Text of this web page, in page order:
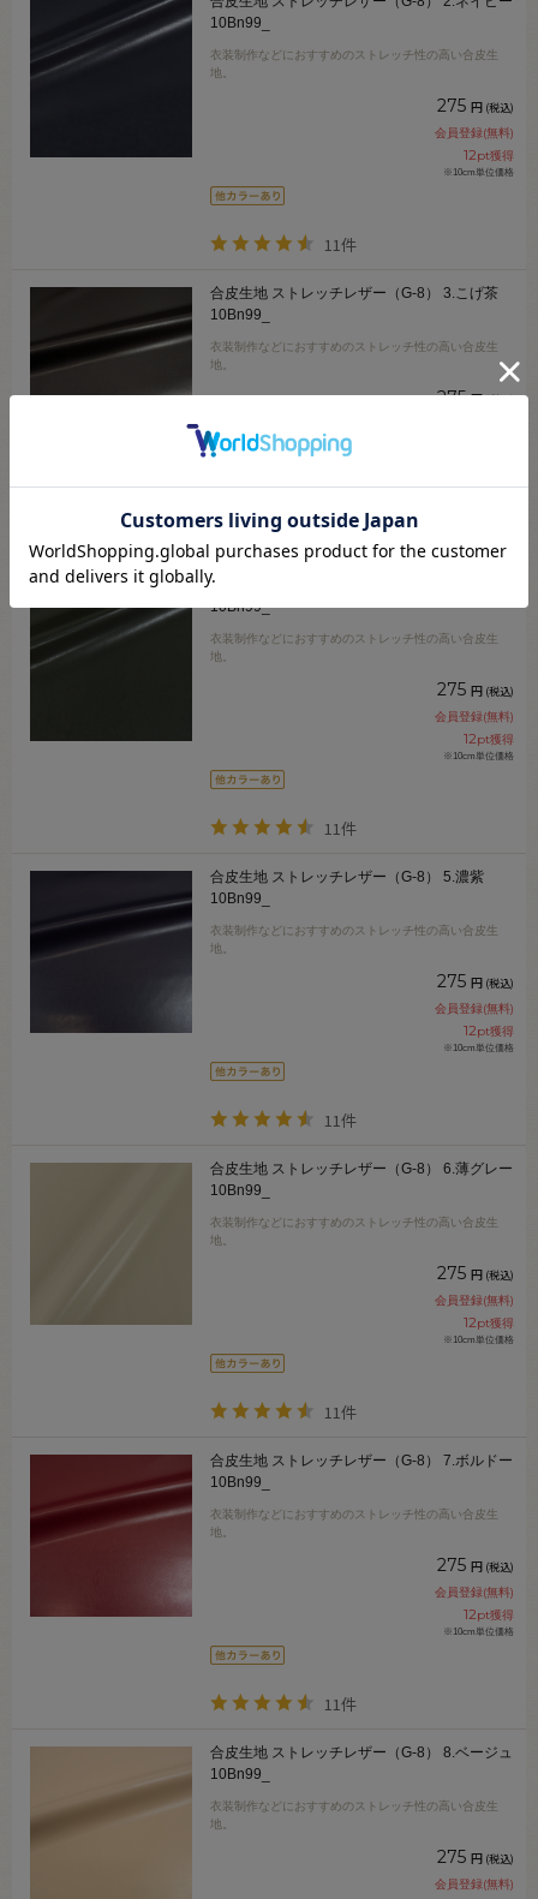
10Bn99_
衣装制作などにおすすめのストレッチ性の高い合皮生
地。
275 円 (税込)
会員登録(無料)
12pt獲得
※10cm単位価格
11件
合皮生地 ストレッチレザー（G-8） 3.こげ茶
10Bn99_
衣装制作などにおすすめのストレッチ性の高い合皮生
地。
275 円(税込)
合皮生地 ストレッチレザー（G-8） 4.グリーン
10Bn99_
衣装制作などにおすすめのストレッチ性の高い合皮生
地。
275 円 (税込)
会員登録(無料)
12pt獲得
※10cm単位価格
11件
合皮生地 ストレッチレザー（G-8） 5.濃紫
10Bn99_
衣装制作などにおすすめのストレッチ性の高い合皮生
地。
275 円 (税込)
会員登録(無料)
12pt獲得
※10cm単位価格
11件
合皮生地 ストレッチレザー（G-8） 6.薄グレー
10Bn99_
衣装制作などにおすすめのストレッチ性の高い合皮生
地。
275 円 (税込)
会員登録(無料)
12pt獲得
※10cm単位価格
11件
合皮生地 ストレッチレザー（G-8） 7.ボルドー
10Bn99_
衣装制作などにおすすめのストレッチ性の高い合皮生
地。
275 円 (税込)
会員登録(無料)
12pt獲得
※10cm単位価格
11件
合皮生地 ストレッチレザー（G-8） 8.ベージュ
10Bn99_
衣装制作などにおすすめのストレッチ性の高い合皮生
地。
275 円 (税込)
会員登録(無料)